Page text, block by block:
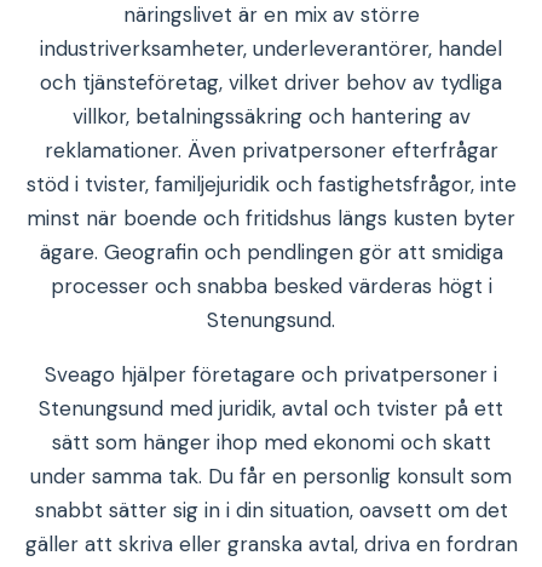
näringslivet är en mix av större
industriverksamheter, underleverantörer, handel
och tjänsteföretag, vilket driver behov av tydliga
villkor, betalningssäkring och hantering av
reklamationer. Även privatpersoner efterfrågar
stöd i tvister, familjejuridik och fastighetsfrågor, inte
minst när boende och fritidshus längs kusten byter
ägare. Geografin och pendlingen gör att smidiga
processer och snabba besked värderas högt i
Stenungsund.
Sveago hjälper företagare och privatpersoner i
Stenungsund med juridik, avtal och tvister på ett
sätt som hänger ihop med ekonomi och skatt
under samma tak. Du får en personlig konsult som
snabbt sätter sig in i din situation, oavsett om det
gäller att skriva eller granska avtal, driva en fordran